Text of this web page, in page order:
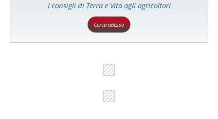
I consigli di Terra e Vita agli agricoltori
Cerca adesso